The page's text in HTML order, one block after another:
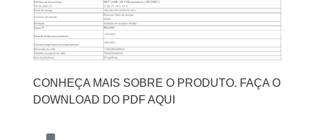
CONHEÇA MAIS SOBRE O PRODUTO. FAÇA O
DOWNLOAD DO PDF AQUI